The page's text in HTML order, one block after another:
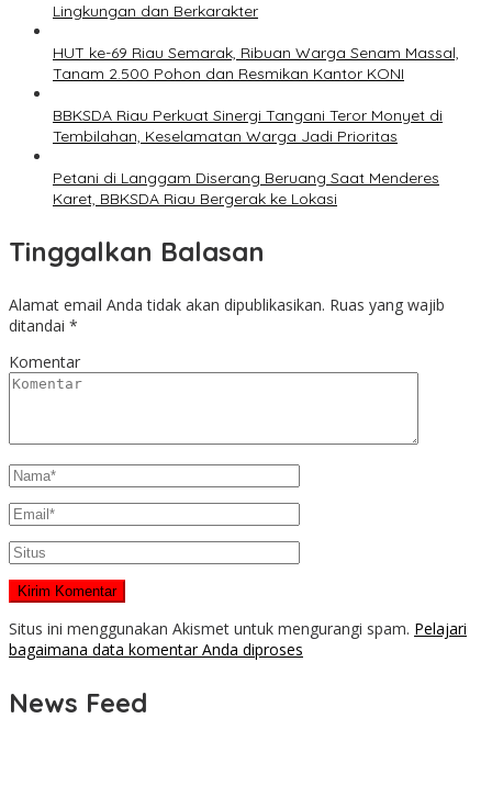
Lingkungan dan Berkarakter
HUT ke-69 Riau Semarak, Ribuan Warga Senam Massal,
Tanam 2.500 Pohon dan Resmikan Kantor KONI
BBKSDA Riau Perkuat Sinergi Tangani Teror Monyet di
Tembilahan, Keselamatan Warga Jadi Prioritas
Petani di Langgam Diserang Beruang Saat Menderes
Karet, BBKSDA Riau Bergerak ke Lokasi
Tinggalkan Balasan
Alamat email Anda tidak akan dipublikasikan. Ruas yang wajib
ditandai *
Komentar
Situs ini menggunakan Akismet untuk mengurangi spam. Pelajari
bagaimana data komentar Anda diproses
News Feed